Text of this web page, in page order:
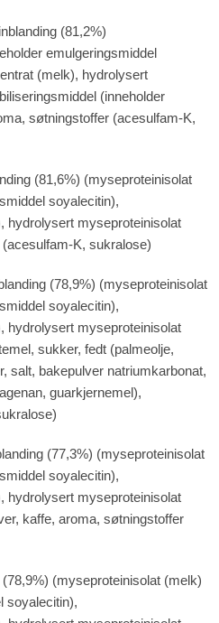
(81,2%)
emulgeringsmiddel
(melk), hydrolysert
(inneholder
søtningstoffer (acesulfam-K,
(81,6%) (myseproteinisolat
soyalecitin),
hydrolysert myseproteinisolat
K, sukralose)
(78,9%) (myseproteinisolat
soyalecitin),
hydrolysert myseproteinisolat
sukker, fedt (palmeolje,
salt, bakepulver natriumkarbonat,
guarkjernemel),
(77,3%) (myseproteinisolat
soyalecitin),
hydrolysert myseproteinisolat
kaffe, aroma, søtningstoffer
(78,9%) (myseproteinisolat (melk)
soyalecitin),